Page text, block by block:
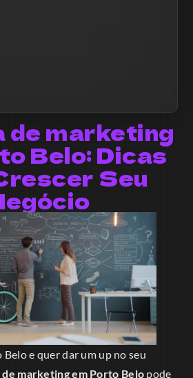
de marketing
Belo: Dicas
Seu
Belo e quer dar um up no seu
de marketing em Porto Belo pode